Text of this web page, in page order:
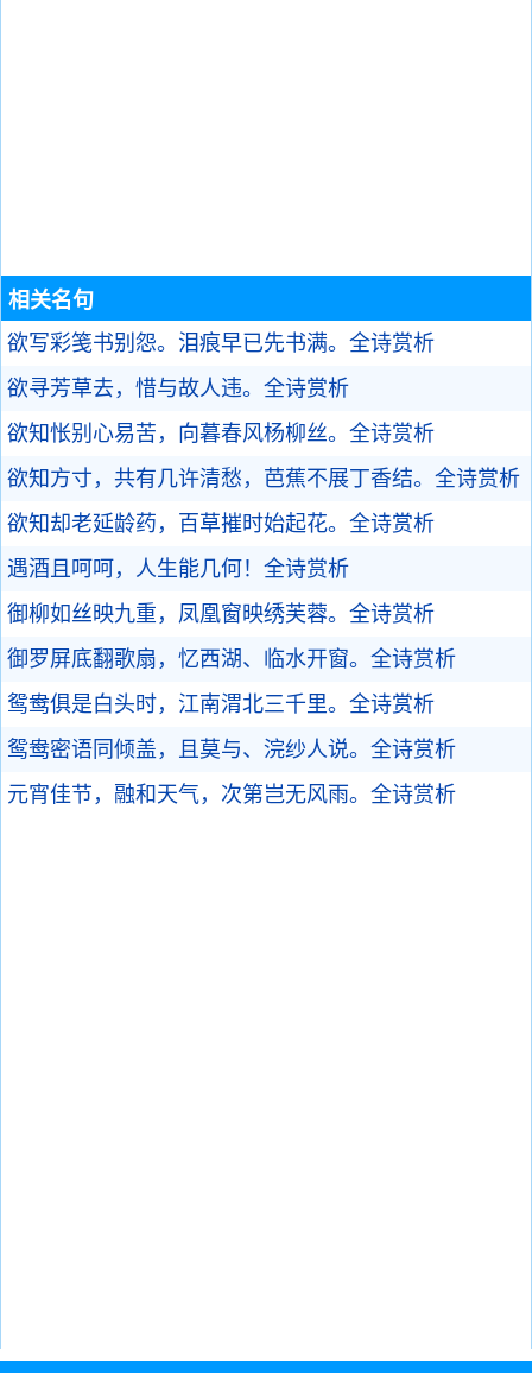
相关名句
欲写彩笺书别怨。泪痕早已先书满。 全诗赏析
欲寻芳草去，惜与故人违。 全诗赏析
欲知怅别心易苦，向暮春风杨柳丝。 全诗赏析
欲知方寸，共有几许清愁，芭蕉不展丁香结。 全诗赏析
欲知却老延龄药，百草摧时始起花。 全诗赏析
遇酒且呵呵，人生能几何！ 全诗赏析
御柳如丝映九重，凤凰窗映绣芙蓉。 全诗赏析
御罗屏底翻歌扇，忆西湖、临水开窗。 全诗赏析
鸳鸯俱是白头时，江南渭北三千里。 全诗赏析
鸳鸯密语同倾盖，且莫与、浣纱人说。 全诗赏析
元宵佳节，融和天气，次第岂无风雨。 全诗赏析